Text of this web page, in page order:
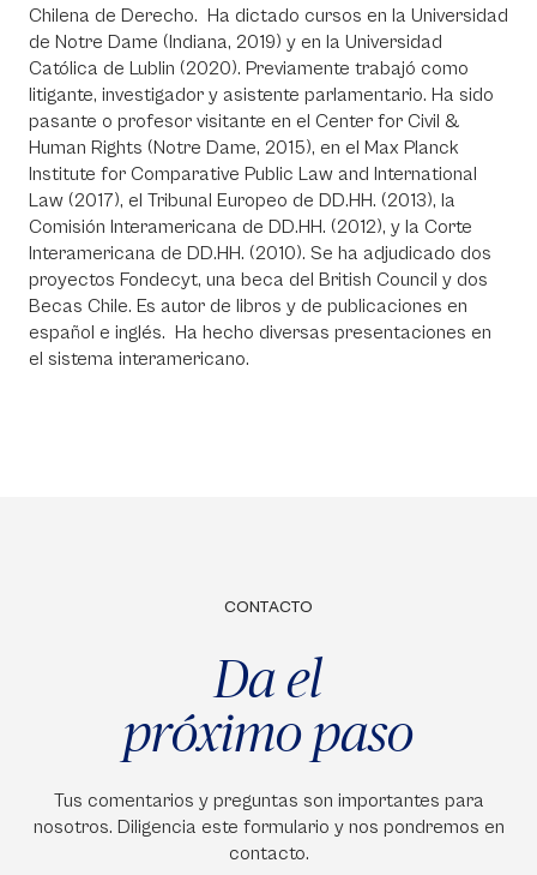
Chilena de Derecho. Ha dictado cursos en la Universidad
de Notre Dame (Indiana, 2019) y en la Universidad
Católica de Lublin (2020). Previamente trabajó como
litigante, investigador y asistente parlamentario. Ha sido
pasante o profesor visitante en el Center for Civil &
Human Rights (Notre Dame, 2015), en el Max Planck
Institute for Comparative Public Law and International
Law (2017), el Tribunal Europeo de DD.HH. (2013), la
Comisión Interamericana de DD.HH. (2012), y la Corte
Interamericana de DD.HH. (2010). Se ha adjudicado dos
proyectos Fondecyt, una beca del British Council y dos
Becas Chile. Es autor de libros y de publicaciones en
español e inglés. Ha hecho diversas presentaciones en
el sistema interamericano.
CONTACTO
Da el
próximo paso
Tus comentarios y preguntas son importantes para
nosotros. Diligencia este formulario y nos pondremos en
contacto.